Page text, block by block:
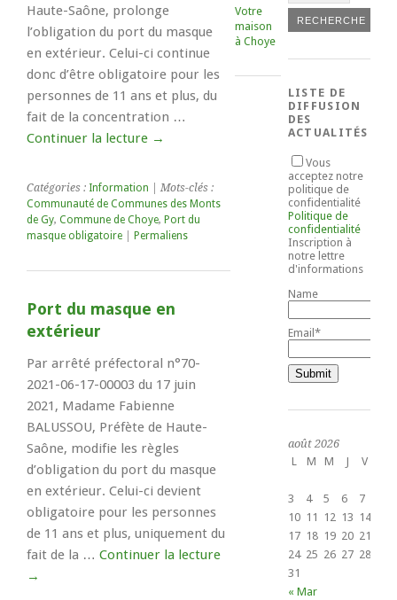
Haute-Saône, prolonge
l’obligation du port du masque
en extérieur. Celui-ci continue
donc d’être obligatoire pour les
personnes de 11 ans et plus, du
fait de la concentration …
Continuer la lecture →
Catégories : Information | Mots-clés :
Communauté de Communes des Monts
de Gy, Commune de Choye, Port du
masque obligatoire
Permaliens
Port du masque en
extérieur
Par arrêté préfectoral n°70-
2021-06-17-00003 du 17 juin
2021, Madame Fabienne
BALUSSOU, Préfète de Haute-
Saône, modifie les règles
d’obligation du port du masque
en extérieur. Celui-ci devient
obligatoire pour les personnes
de 11 ans et plus, uniquement du
fait de la … Continuer la lecture
→
Votre
maison
à Choye
LISTE DE
DIFFUSION
DES
ACTUALITÉS
Vous
acceptez notre
politique de
confidentialité
Politique de
confidentialité
Inscription à
notre lettre
d'informations
Name
Email*
août 2026
L
M M J V
3
4 5 6 7
10 11 12 13 14
17 18 19 20 21
24 25 26 27 28
31
« Mar